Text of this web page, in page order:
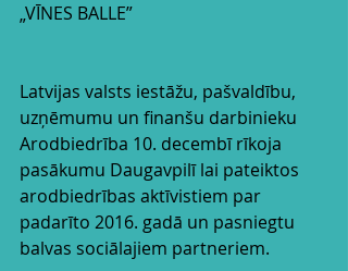
„VĪNES BALLE”
Latvijas valsts iestāžu, pašvaldību,
uzņēmumu un finanšu darbinieku
Arodbiedrība 10. decembī rīkoja
pasākumu Daugavpilī lai pateiktos
arodbiedrības aktīvistiem par
padarīto 2016. gadā un pasniegtu
balvas sociālajiem partneriem.